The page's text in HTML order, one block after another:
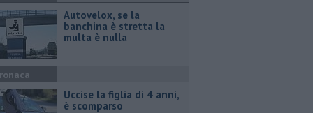
Autovelox, se la
banchina è stretta la
multa è nulla
Uccise la figlia di 4 anni,
è scomparso